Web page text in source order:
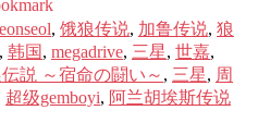
, 饿狼传说, 加鲁传说, 狼
, 韩国 , megadrive, 三星, 世嘉,
説 ～宿命の闘い～ , 三星, 周
超级gemboyi, 阿兰胡埃斯传说